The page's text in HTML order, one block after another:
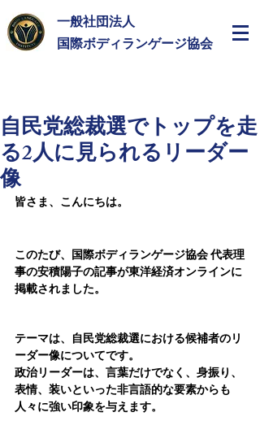
一般社団法人
​国際ボディランゲージ協会
自民党総裁選でトップを走
る2人に見られるリーダー
像
皆さま、こんにちは。
このたび、国際ボディランゲージ協会 代表理
事の安積陽子の記事が東洋経済オンラインに
掲載されました。
テーマは、自民党総裁選における候補者のリ
ーダー像についてです。
政治リーダーは、言葉だけでなく、身振り、
表情、装いといった非言語的な要素からも
人々に強い印象を与えます。